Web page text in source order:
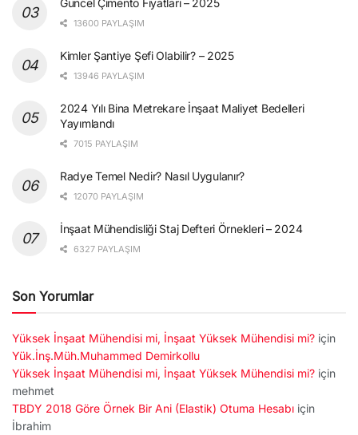
13600 PAYLAŞIM
Kimler Şantiye Şefi Olabilir? – 2025
13946 PAYLAŞIM
2024 Yılı Bina Metrekare İnşaat Maliyet Bedelleri
Yayımlandı
7015 PAYLAŞIM
Radye Temel Nedir? Nasıl Uygulanır?
12070 PAYLAŞIM
İnşaat Mühendisliği Staj Defteri Örnekleri – 2024
6327 PAYLAŞIM
Son Yorumlar
Yüksek İnşaat Mühendisi mi, İnşaat Yüksek Mühendisi mi? için
Yük.İnş.Müh.Muhammed Demirkollu
Yüksek İnşaat Mühendisi mi, İnşaat Yüksek Mühendisi mi? için
mehmet
TBDY 2018 Göre Örnek Bir Ani (Elastik) Otuma Hesabı için
İbrahim